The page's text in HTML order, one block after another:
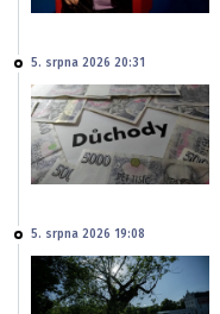
5. srpna 2026 20:31
5. srpna 2026 19:08